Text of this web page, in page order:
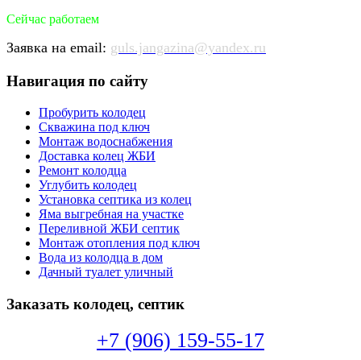
Сейчас работаем
Заявка на email: guls.jangazina@yandex.ru
Навигация по сайту
Пробурить колодец
Скважина под ключ
Монтаж водоснабжения
Доставка колец ЖБИ
Ремонт колодца
Углубить колодец
Установка септика из колец
Яма выгребная на участке
Переливной ЖБИ септик
Монтаж отопления под ключ
Вода из колодца в дом
Дачный туалет уличный
Заказать колодец, септик
+7 (906) 159-55-17